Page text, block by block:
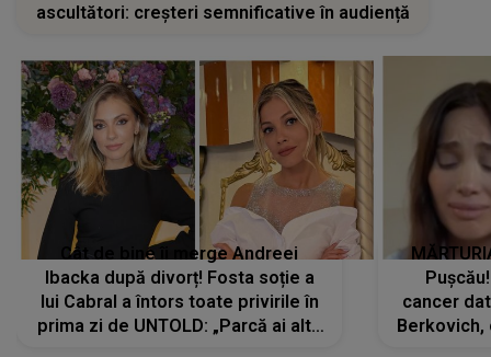
ascultători: creșteri semnificative în audiență
Cât de bine îi merge Andreei
Ibacka după divorț! Fosta soție a
lui Cabral a întors toate privirile în
prima zi de UNTOLD: „Parcă ai altă
cancer
Berkovich,